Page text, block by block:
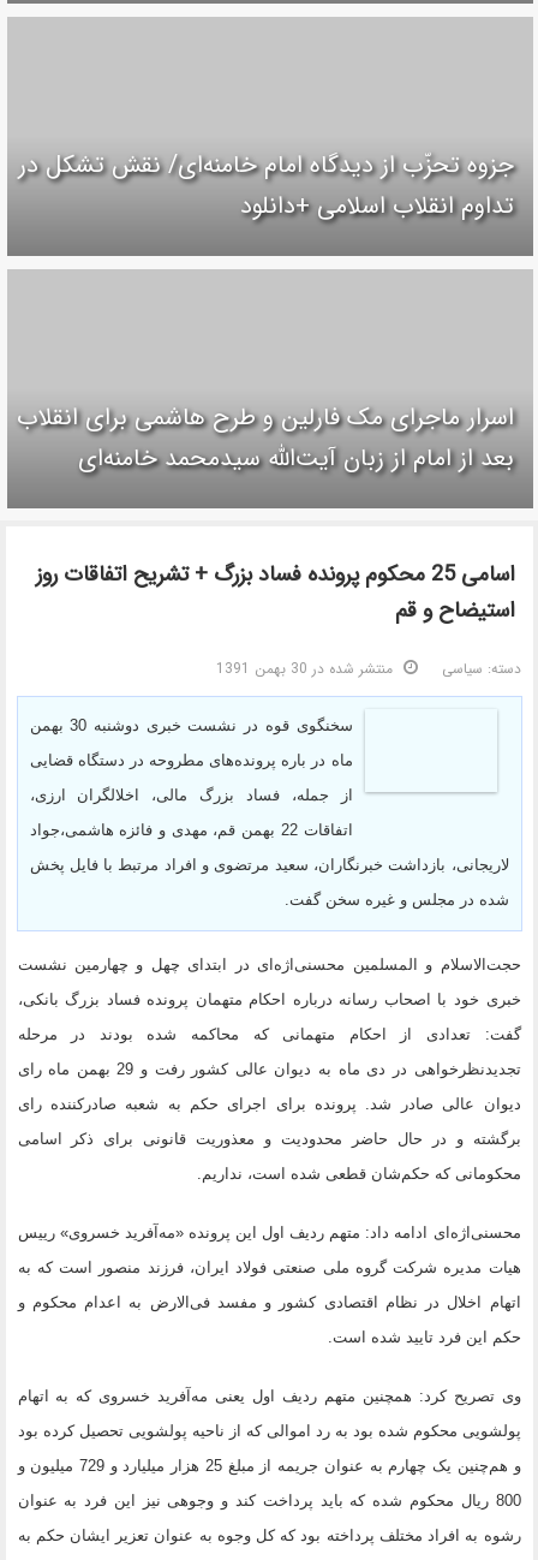
جزوه تحزّب از دیدگاه امام خامنه‌ای/ نقش تشکل در
تداوم انقلاب اسلامی +دانلود
اسرار ماجرای مک فارلین و طرح هاشمی برای انقلاب
بعد از امام از زبان آیت‌الله سیدمحمد خامنه‌ای
اسامی 25 محکوم پرونده فساد بزرگ + تشریح اتفاقات روز
استیضاح و قم
دسته: سیاسی منتشر شده در 30 بهمن 1391
سخنگوی قوه در نشست خبری دوشنبه 30 بهمن
ماه در باره پرونده‌های مطروحه در دستگاه قضایی
از جمله، فساد بزرگ مالی، اخلالگران ارزی،
اتفاقات 22 بهمن قم، مهدی و فائزه هاشمی،جواد
لاریجانی، بازداشت خبرنگاران، سعید مرتضوی و افراد مرتبط با فایل پخش
شده در مجلس و غیره سخن گفت.
حجت‌الاسلام و المسلمین محسنی‌اژه‌ای در ابتدای چهل و چهارمین نشست
خبری خود با اصحاب رسانه درباره احکام متهمان پرونده فساد بزرگ بانکی،
گفت: تعدادی از احکام متهمانی که محاکمه شده بودند در مرحله
تجدیدنظرخواهی در دی ماه به دیوان عالی کشور رفت و 29 بهمن ماه رای
دیوان عالی صادر شد. پرونده برای اجرای حکم به شعبه صادرکننده رای
برگشته و در حال حاضر محدودیت و معذوریت قانونی برای ذکر اسامی
محکومانی که حکم‌شان قطعی شده است، نداریم.
محسنی‌اژه‌ای ادامه داد: متهم ردیف اول این پرونده «مه‌آفرید خسروی» رییس
هیات مدیره شرکت گروه ملی صنعتی فولاد ایران، فرزند منصور است که به
اتهام اخلال در نظام اقتصادی کشور و مفسد فی‌الارض به اعدام محکوم و
حکم این فرد تایید شده است.
وی تصریح کرد: همچنین متهم ردیف اول یعنی مه‌آفرید خسروی که به اتهام
پولشویی محکوم شده بود به رد اموالی که از ناحیه پولشویی تحصیل کرده بود
و هم‌چنین یک چهارم به عنوان جریمه از مبلغ 25 هزار میلیارد و 729 میلیون و
800 ریال محکوم شده که باید پرداخت کند و وجوهی نیز این فرد به عنوان
رشوه به افراد مختلف پرداخته بود که کل وجوه به عنوان تعزیر ایشان حکم به